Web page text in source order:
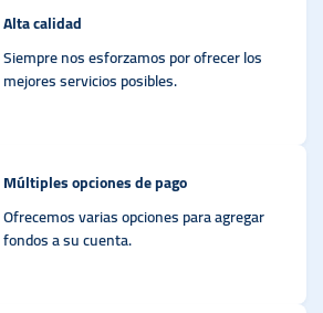
Alta calidad
Siempre nos esforzamos por ofrecer los
mejores servicios posibles.
Múltiples opciones de pago
Ofrecemos varias opciones para agregar
fondos a su cuenta.